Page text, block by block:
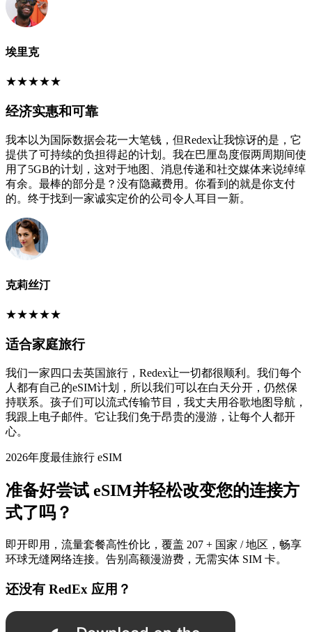
埃里克
★★★★★
经济实惠和可靠
我本以为国际数据会花一大笔钱，但Redex让我惊讶的是，它
提供了可持续的负担得起的计划。我在巴厘岛度假两周期间使
用了5GB的计划，这对于地图、消息传递和社交媒体来说绰绰
有余。最棒的部分是？没有隐藏费用。你看到的就是你支付
的。终于找到一家诚实定价的公司令人耳目一新。
克莉丝汀
★★★★★
适合家庭旅行
我们一家四口去英国旅行，Redex让一切都很顺利。我们每个
人都有自己的eSIM计划，所以我们可以在白天分开，仍然保
持联系。孩子们可以流式传输节目，我丈夫用谷歌地图导航，
我跟上电子邮件。它让我们免于昂贵的漫游，让每个人都开
心。
2026年度最佳旅行 eSIM
准备好尝试 eSIM并轻松改变您的连接方
式了吗？
即开即用，流量套餐高性价比，覆盖 207 + 国家 / 地区，畅享
环球无缝网络连接。告别高额漫游费，无需实体 SIM 卡。
还没有 RedEx 应用？